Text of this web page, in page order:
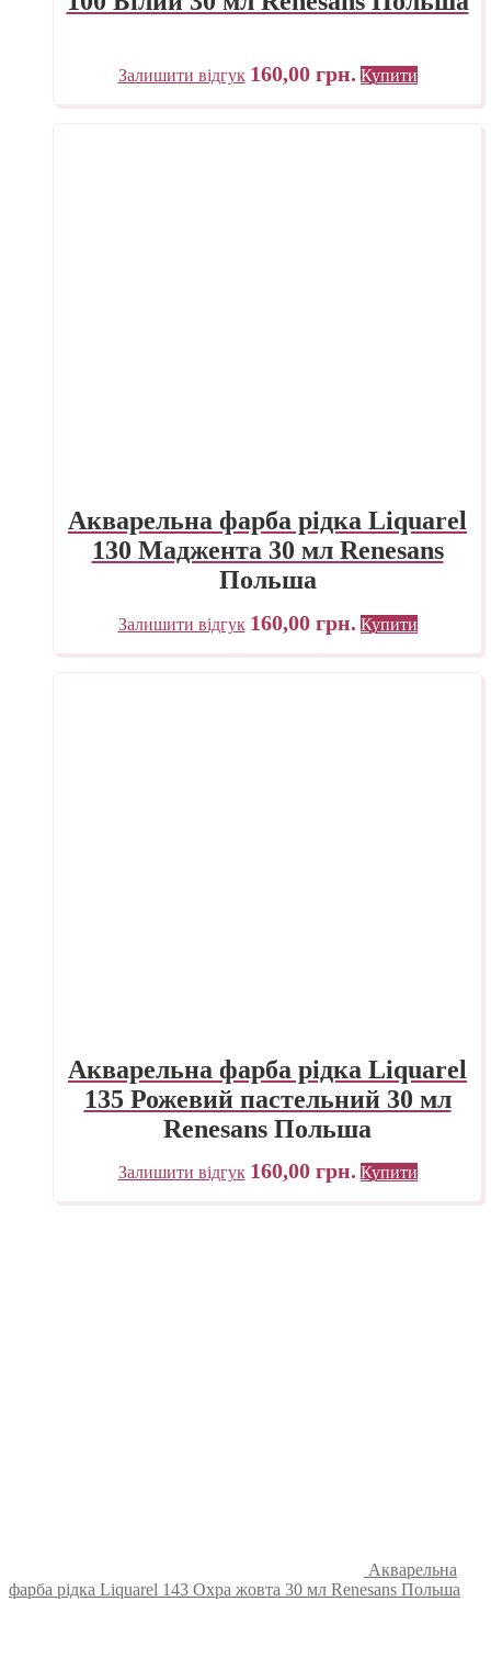
Залишити відгук 160,00 грн. Купити
Акварельна фарба рідка Liquarel
130 Маджента 30 мл Renesans
Польша
Залишити відгук 160,00 грн. Купити
Акварельна фарба рідка Liquarel
135 Рожевий пастельний 30 мл
Renesans Польша
Залишити відгук 160,00 грн. Купити
Акварельна
фарба рідка Liquarel 143 Охра жовта 30 мл Renesans Польша